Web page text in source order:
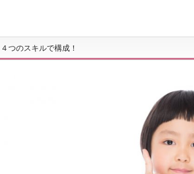
４つのスキルで構成！